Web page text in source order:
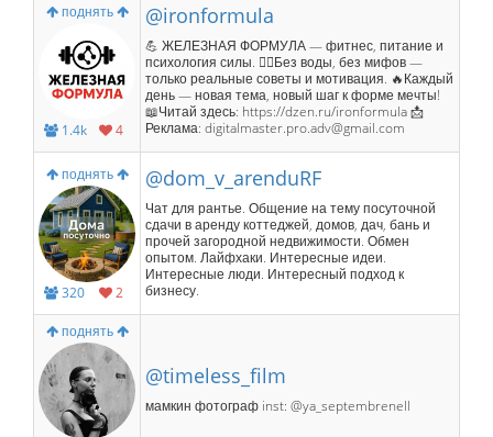
поднять
1.4k 4
@ironformula
💪 ЖЕЛЕЗНАЯ ФОРМУЛА — фитнес, питание и
психология силы. 🏋️‍♂️Без воды, без мифов —
только реальные советы и мотивация. 🔥Каждый
день — новая тема, новый шаг к форме мечты!
📖Читай здесь: https://dzen.ru/ironformula 📩
Реклама: digitalmaster.pro.adv@gmail.com
поднять
320 2
@dom_v_arenduRF
Чат для рантье. Общение на тему посуточной
сдачи в аренду коттеджей, домов, дач, бань и
прочей загородной недвижимости. Обмен
опытом. Лайфхаки. Интересные идеи.
Интересные люди. Интересный подход к
бизнесу.
поднять
@timeless_film
мамкин фотограф inst: @ya_septembrenell